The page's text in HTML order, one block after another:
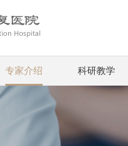
专家介绍 科研教学